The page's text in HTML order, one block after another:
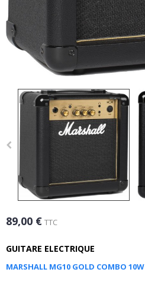
89,00 € TTC
GUITARE ELECTRIQUE
MARSHALL MG10 GOLD COMBO 10W